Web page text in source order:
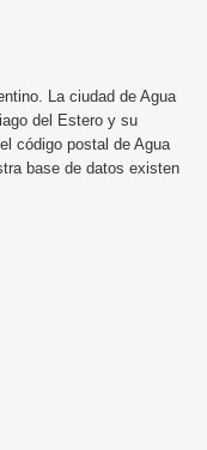
La ciudad de Agua
del Estero y su
código postal de Agua
base de datos existen